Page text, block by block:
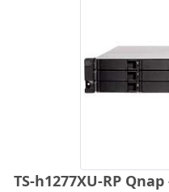
TS-h1277XU-RP